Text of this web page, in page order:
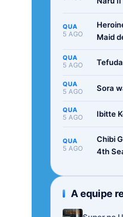
QUA
5 AGO
Maid
QUA
5 AGO
QUA
5 AGO Sora
QUA
5 AGO Ibitte
QUA
5 AGO
Chibi
4th
A equipe